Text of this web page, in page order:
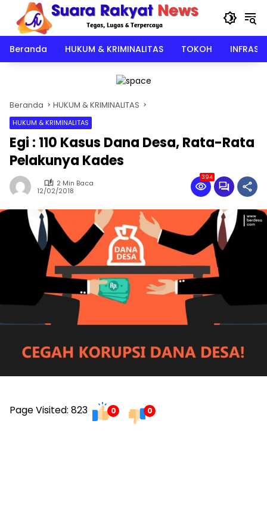
Langsung
konten
Beranda
HUKUM & KRIMINALITAS TOKOH
Beranda HUKUM & KRIMINALITAS
HUKUM & KRIMINALITAS
Egi : 110 Kasus Dana Desa, Rata-Rata
Pelakunya Kades
2 Min Baca
12/02/2018
394
Page Visited: 823 0 0